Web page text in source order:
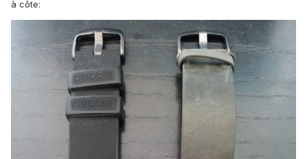
à côte: